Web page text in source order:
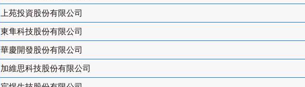
上苑投資股份有限公司
東隼科技股份有限公司
華慶開發股份有限公司
加維思科技股份有限公司